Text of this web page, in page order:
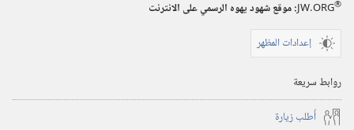
مارس‏
JW.ORG®
:‏ موقع شهود يهوه الرسمي على الانترنت
إعدادات المظهر
روابط سريعة
أُطلب زيارة